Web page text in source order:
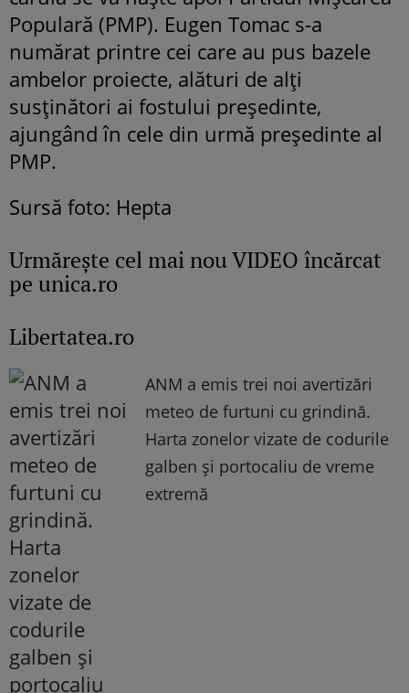
Populară (PMP). Eugen Tomac s-a
numărat printre cei care au pus bazele
ambelor proiecte, alături de alți
susținători ai fostului președinte,
ajungând în cele din urmă președinte al
PMP.
Sursă foto: Hepta
Urmăreşte cel mai nou VIDEO încărcat
pe unica.ro
Libertatea.ro
ANM a emis trei noi avertizări
meteo de furtuni cu grindină.
Harta zonelor vizate de codurile
galben și portocaliu de vreme
extremă